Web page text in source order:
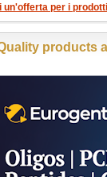
un'offerta per i
products